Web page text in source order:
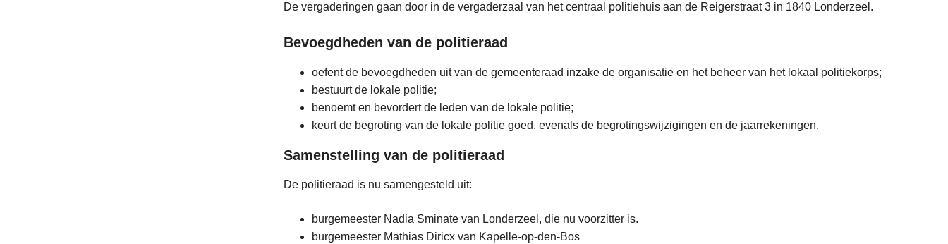
De vergaderingen gaan door in de vergaderzaal van het centraal politiehuis aan de Reigerstraat 3 in 1840 Londerzeel.
Bevoegdheden van de politieraad
oefent de bevoegdheden uit van de gemeenteraad inzake de organisatie en het beheer van het lokaal politiekorps;
bestuurt de lokale politie;
benoemt en bevordert de leden van de lokale politie;
keurt de begroting van de lokale politie goed, evenals de begrotingswijzigingen en de jaarrekeningen.
Samenstelling van de politieraad
De politieraad is nu samengesteld uit:
burgemeester Nadia Sminate van Londerzeel, die nu voorzitter is.
burgemeester Mathias Diricx van Kapelle-op-den-Bos